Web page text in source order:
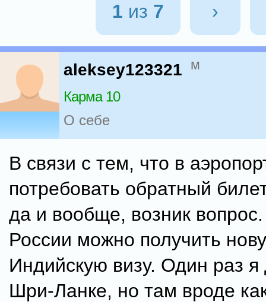
1 из 7 ›
aleksey123321 м
Карма 10
О себе
В связи с тем, что в
потребовать обратный
да и вообще, возник
России можно получить
Индийскую визу. Один раз
Шри-Ланке, но там вроде